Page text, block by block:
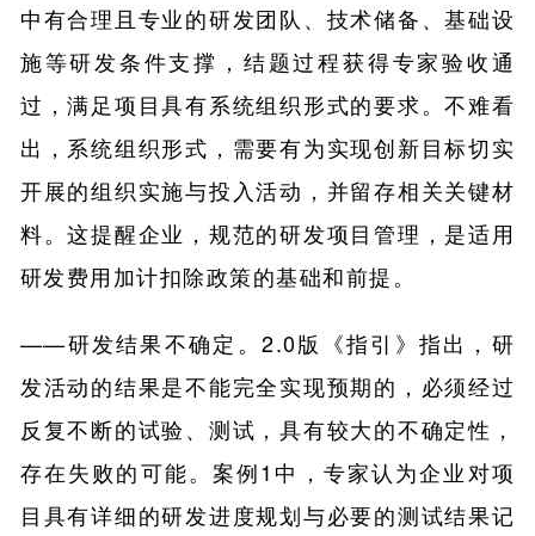
中有合理且专业的研发团队、技术储备、基础设
施等研发条件支撑，结题过程获得专家验收通
过，满足项目具有系统组织形式的要求。不难看
出，系统组织形式，需要有为实现创新目标切实
开展的组织实施与投入活动，并留存相关关键材
料。这提醒企业，规范的研发项目管理，是适用
研发费用加计扣除政策的基础和前提。
——研发结果不确定。2.0版《指引》指出，研
发活动的结果是不能完全实现预期的，必须经过
反复不断的试验、测试，具有较大的不确定性，
存在失败的可能。案例1中，专家认为企业对项
目具有详细的研发进度规划与必要的测试结果记